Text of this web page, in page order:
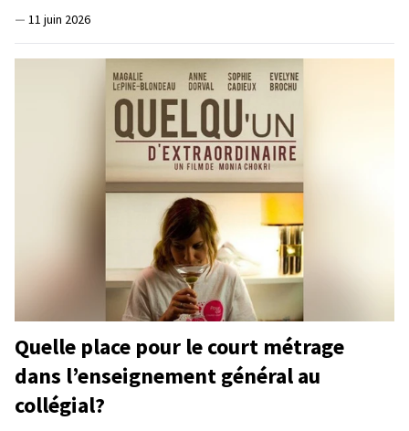
— 11 juin 2026
Quelle place pour le court métrage
dans l’enseignement général au
collégial?